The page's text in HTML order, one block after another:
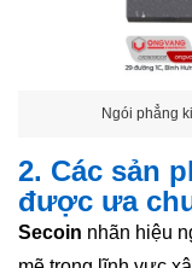
Ngói phẳng
2. Các sản
được ưa
Secoin nhãn hiệu